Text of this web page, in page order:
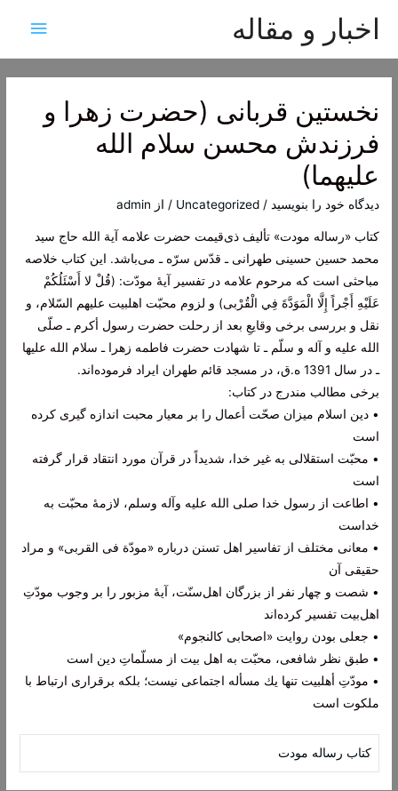
اخبار و مقاله
اصلی
نخستین قربانی (حضرت زهرا و
فرزندش محسن سلام الله
علیهما)
دیدگاه‌ خود را بنویسید /
Uncategorized / از admin
کتاب «رساله مودت» تألیف ذی‌قیمت حضرت علامه آیة الله حاج سید
محمد حسین حسینی طهرانی ـ قدّس سرّه ـ می‌باشد. این کتاب خلاصه
مباحثی است که مرحوم علامه در تفسیر آیۀ مودّت: (قُلْ لا أَسْئَلُكُمْ
عَلَيْهِ أَجْراً إِلَّا الْمَوَدَّةَ فِي الْقُرْبى) و لزوم محبّت اهل‏بيت عليهم السّلام، و
نقل و بررسى برخى وقايعِ بعد از رحلت حضرت رسول أكرم ـ صلّى
الله عليه و آله و سلّم ـ تا شهادت حضرت فاطمه زهرا ـ سلام الله عليها
ـ در سال 1391 ه.ق، در مسجد قائم طهران ايراد فرموده‌‏اند.
برخی مطالب مندرج در کتاب:
• دين اسلام ميزان صحّت أعمال را بر معيار محبت اندازه گيرى كرده
است
• محبّت استقلالى به غير خدا، شديداً در قرآن مورد انتقاد قرار گرفته
است
• اطاعت از رسول خدا صلى الله عليه وآله وسلم، لازمۀ محبّت به
خداست
• معانى مختلف از تفاسير اهل تسنن درباره «مودّة فى القربى» و مراد
حقیقی آن
• شصت و چهار نفر از بزرگان اهل‌سنّت، آيۀ مزبور را بر وجوب مودّتِ
اهل‏‌بيت تفسير كرده‌‏اند
• جعلی بودن روایت «اصحابی کالنجوم»
• طبق نظر شافعى، محبّت به اهل بيت از مسلّماتِ دين است
• مودّتِ أهل‏بيت تنها يك مسأله اجتماعى نيست؛ بلكه برقرارى ارتباط با
ملكوت است
کتاب رساله مودت